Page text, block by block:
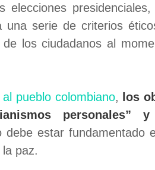
elecciones
una serie de criterios
los ciudadanos al
pueblo colombiano,
los
personales”
estar fundamentado
paz.